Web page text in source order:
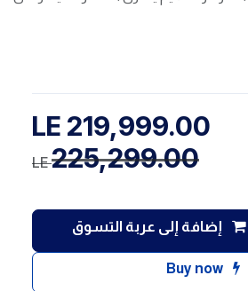
إضافة إلى عربة التسوق
Buy now
219,999.00
225,299.00
LE